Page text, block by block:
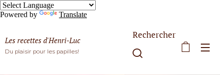
Powered by Translate
Les recettes d'Henri-Luc
Du plaisir pour les papilles!
Rechercher